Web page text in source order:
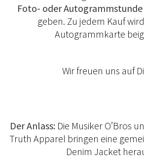
Foto- oder Autogrammstunde
geben. Zu jedem Kauf
Autogrammkarte
Wir freuen uns auf
Der Anlass: Die Musiker O’Bros
Truth Apparel bringen eine
Denim Jacket